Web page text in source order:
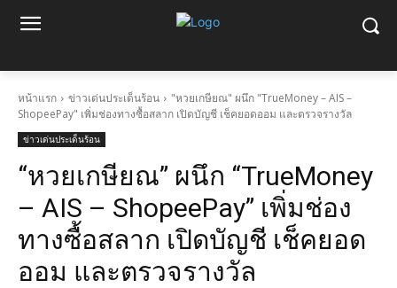
หน้าแรก ข่าวเด่นประเด็นร้อน
"หวยเกษียณ" ผนึก "TrueMoney – AIS –
ShopeePay" เพิ่มช่องทางซื้อสลาก เปิดบัญชี เช็คยอดออม และตรวจรางวัล
ข่าวเด่นประเด็นร้อน
“หวยเกษียณ” ผนึก “TrueMoney
– AIS – ShopeePay” เพิ่มช่อง
ทางซื้อสลาก เปิดบัญชี เช็คยอด
ออม และตรวจรางวัล